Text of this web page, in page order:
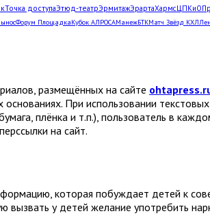
Точка доступаЭтюд-театрЭрмитажЭрартаХармсЦПКиО
Форум ПлощадкаКубок АЛРОСАМанежБТКМатч Звёзд КХЛ
размещённых на сайте
При использовании
плёнка и т.п.), пользователь в
на сайт.
которая побуждает детей к
вызвать у детей желание употребить